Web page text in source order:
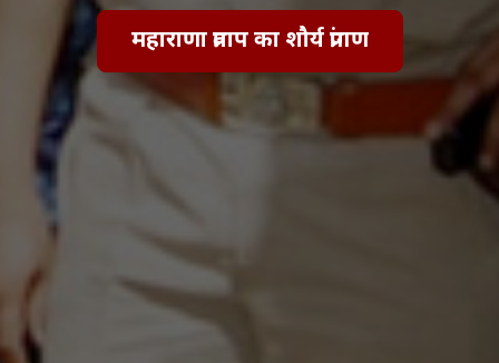
महाराणा प्रताप का शौर्य प्रांगण